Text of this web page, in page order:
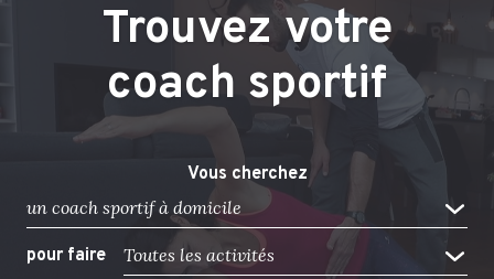
Trouvez votre
coach sportif
Vous cherchez
un coach sportif à domicile
pour faire
Toutes les activités